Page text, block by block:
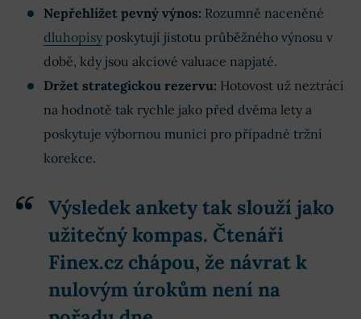
Nepřehlížet pevný výnos: Rozumně naceněné
dluhopisy poskytují jistotu průběžného výnosu v
době, kdy jsou akciové valuace napjaté.
Držet strategickou rezervu: Hotovost už neztrácí
na hodnotě tak rychle jako před dvěma lety a
poskytuje výbornou munici pro případné tržní
korekce.
Výsledek ankety tak slouží jako
užitečný kompas. Čtenáři
Finex.cz chápou, že návrat k
nulovým úrokům není na